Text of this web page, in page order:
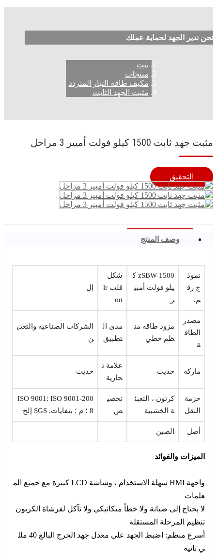
نحن ندير الجهد لحماية عملك
بيت
منتجات
مكيف طاقة التيار المتردد
مثبت الجهد الثابت
مثبت جهد ثابت 1500 كيلو فولت أمبير 3 مراحل
التحقيق
وصف المنتج
نموذ
ج رق
م.
zSBW-1500 ك
يلو فولت أمبي
ر
شكل
قلب lr
on
إل
مصدر
الطاق
ة
مزود طاقة من
ظم خطي
مدى ال
تطبيق
الشركات الصناعية والتعدي
ن
ماركة حديث
علامة ت
جارية
حديث
حزمة
النقل
كرتون ، التعبئ
ة الخشبية
تخصي
ص
ISO 9001: ISO 9001-200
8 ؛ م ؛ بنفايات. SGS إلخ
أصل الصين
الميزات والفوائد
واجهة HMI سهلة الاستخدام ، وشاشة LCD كبيرة مع جميع الم
علمات
لا يحتاج إلى صيانة ولا خطأ ميكانيكي ولا تآكل لفرشاة الكربون
تنظيم المرحلة المستقلة
أسرع منظم: اضبط الجهد على معدل جهد الخرج البالغ 40 ملل
ي ثانية